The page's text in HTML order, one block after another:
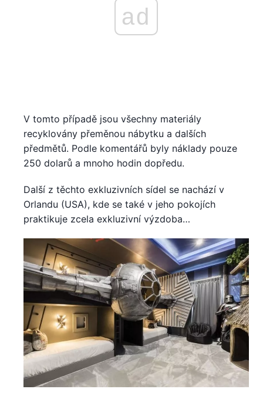
ad
V tomto případě jsou všechny materiály
recyklovány přeměnou nábytku a dalších
předmětů. Podle komentářů byly náklady pouze
250 dolarů a mnoho hodin dopředu.
Další z těchto exkluzivních sídel se nachází v
Orlandu (USA), kde se také v jeho pokojích
praktikuje zcela exkluzivní výzdoba…